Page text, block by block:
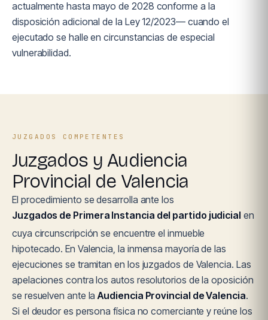
actualmente hasta mayo de 2028 conforme a la
disposición adicional de la Ley 12/2023— cuando el
ejecutado se halle en circunstancias de especial
vulnerabilidad.
JUZGADOS COMPETENTES
Juzgados y Audiencia
Provincial de Valencia
El procedimiento se desarrolla ante los
Juzgados de Primera Instancia del partido judicial en
cuya circunscripción se encuentre el inmueble
hipotecado. En Valencia, la inmensa mayoría de las
ejecuciones se tramitan en los juzgados de Valencia. Las
apelaciones contra los autos resolutorios de la oposición
se resuelven ante laAudiencia Provincial de Valencia.
Si el deudor es persona física no comerciante y reúne los